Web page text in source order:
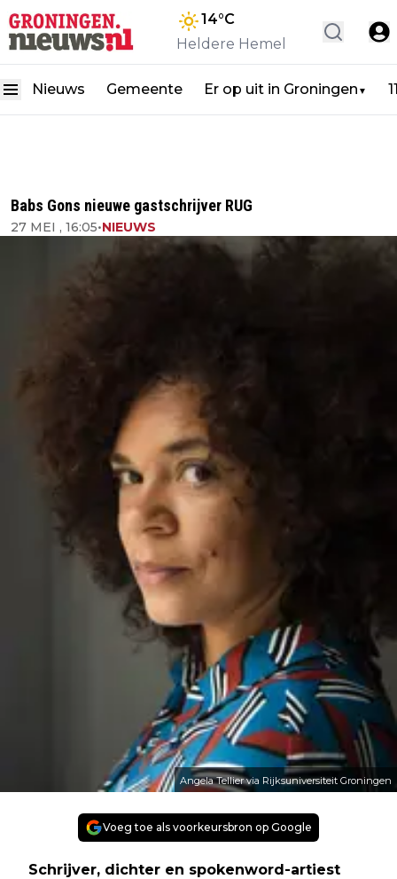
14°C
Heldere Hemel
Nieuws Gemeente Er op uit in Groningen ▼
Babs Gons nieuwe gastschrijver RUG
27 MEI , 16:05•NIEUWS
Angela Tellier via Rijksuniversiteit Groningen
Voeg toe als voorkeursbron op Google
Schrijver, dichter en spokenword-artiest